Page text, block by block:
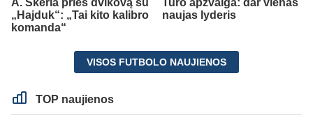
„Hajduk“: „Tai kito kalibro
komanda“
naujas lyderis
VISOS FUTBOLO NAUJIENOS
TOP naujienos